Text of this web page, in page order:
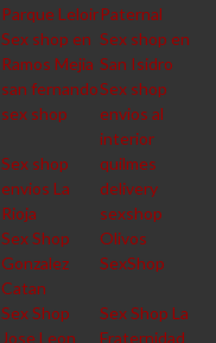
Parque LeloirPaternal
Sex shop en
Ramos Mejia
Sex shop en
San Isidro
san fernando
sex shop
Sex shop
envios al
interior
Sex shop
envios La
Rioja
quilmes
delivery
sexshop
Sex Shop
Gonzalez
Catan
Olivos
SexShop
Sex Shop
Jose Leon
Sex Shop La
Fraternidad